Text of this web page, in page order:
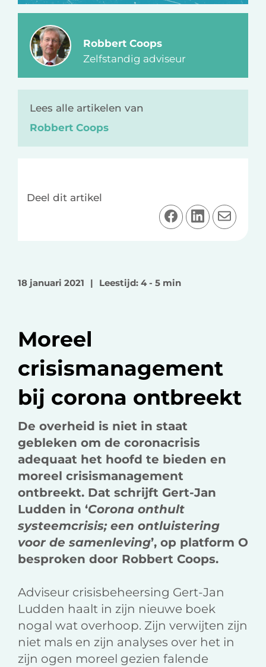
Robbert Coops
Zelfstandig adviseur
Lees alle artikelen van
Robbert Coops
Deel dit artikel
D
e
o
b
o
D
e
e
I
D
e
l
18 januari 2021 | Leestijd: 4 - 5 min
Moreel
crisismanagement
bij corona ontbreekt
De overheid is niet in staat
gebleken om de coronacrisis
adequaat het hoofd te bieden en
moreel crisismanagement
ontbreekt. Dat schrijft Gert-Jan
Ludden in ‘Corona onthult
systeemcrisis; een ontluistering
voor de samenleving’, op platform O
besproken door Robbert Coops.
Adviseur crisisbeheersing Gert-Jan
Ludden haalt in zijn nieuwe boek
nogal wat overhoop. Zijn verwijten zijn
niet mals en zijn analyses over het in
zijn ogen moreel gezien falende